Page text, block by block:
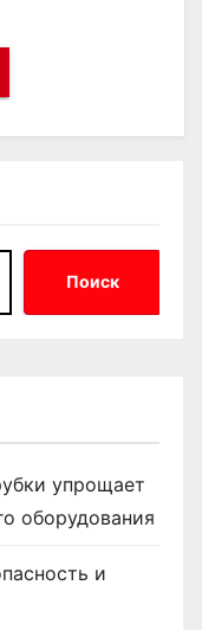
Поиск
упрощает
оборудования
и